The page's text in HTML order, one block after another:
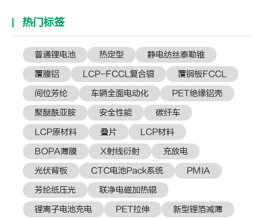
热门标签
普通锂电池 热定型
静电纺丝泰勒锥
覆膜铝
LCP-FCCL复合辊
覆铜板FCCL
间位芳纶
车辆全面电动化
PET绝缘铝壳
聚醚酰亚胺
安全性能
碳纤车
LCP原材料
叠片
LCP材料
BOPA薄膜
X射线衍射
充放电
光伏背板
CTC电池Pack系统
PMIA
芳纶纸压光
联净电磁加热辊
锂离子电池充电
PET拉伸
新型锂箔减薄